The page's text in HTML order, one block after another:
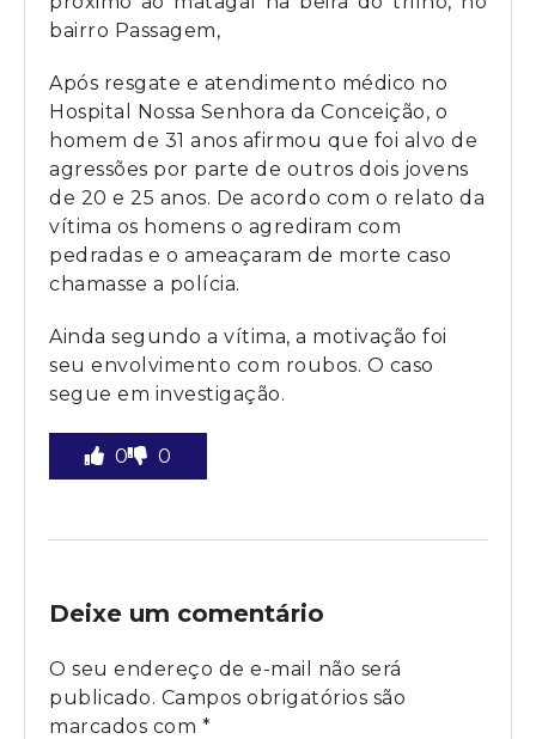
bairro Passagem,
Após resgate e atendimento médico no
Hospital Nossa Senhora da Conceição, o
homem de 31 anos afirmou que foi alvo de
agressões por parte de outros dois jovens
de 20 e 25 anos. De acordo com o relato da
vítima os homens o agrediram com
pedradas e o ameaçaram de morte caso
chamasse a polícia.
Ainda segundo a vítima, a motivação foi
seu envolvimento com roubos. O caso
segue em investigação.
0 0
Deixe um comentário
O seu endereço de e-mail não será
publicado. Campos obrigatórios são
marcados com *